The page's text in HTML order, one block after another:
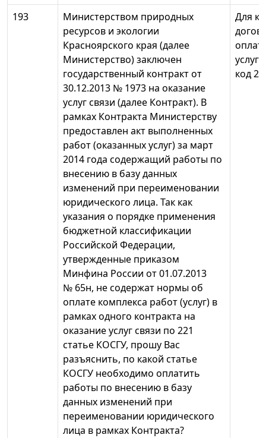
193
Министерством природных
ресурсов и экологии
Красноярского края (далее
Министерство) заключен
государственный контракт от
30.12.2013 № 1973 на оказание
услуг связи (далее Контракт). В
рамках Контракта Министерству
предоставлен акт выполненных
работ (оказанных услуг) за март
2014 года содержащий работы по
внесению в базу данных
изменений при переименовании
юридического лица. Так как
указания о порядке применения
бюджетной классификации
Российской Федерации,
утвержденные приказом
Минфина России от 01.07.2013
№ 65н, не содержат нормы об
оплате комплекса работ (услуг) в
рамках одного контракта на
оказание услуг связи по 221
статье КОСГУ, прошу Вас
разъяснить, по какой статье
КОСГУ необходимо оплатить
работы по внесению в базу
данных изменений при
переименовании юридического
лица в рамках Контракта?
Для
услуг
код